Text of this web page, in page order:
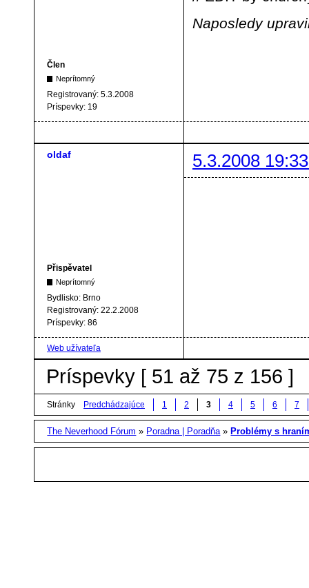
Člen
Neprítomný
Registrovaný: 5.3.2008
Príspevky: 19
Naposledy
oldaf 5.3.2008
Přispěvatel
Neprítomný
Bydlisko: Brno
Registrovaný: 22.2.2008
Príspevky: 86
Web užívateľa
Príspevky [ 51 až 75 z 156 ]
Stránky Predchádzajúce 1 2 3 4 5 6 7
The Neverhood Fórum » Poradna | Poradňa » Problémy s